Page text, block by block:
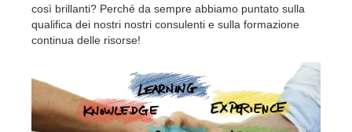
così brillanti? Perché da sempre abbiamo puntato sulla
qualifica dei nostri nostri consulenti e sulla formazione
continua delle risorse!